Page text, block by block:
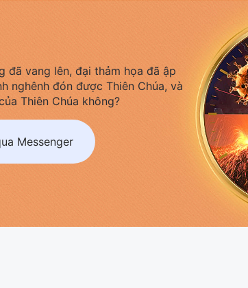
đã vang lên, đại thảm họa đã ập
nghênh đón được Thiên Chúa, và
Thiên Chúa không?
Messenger